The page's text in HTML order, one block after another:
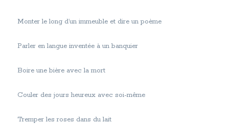
Monter le long d’un immeuble et dire un poème
Parler en langue inventée à un banquier
Boire une bière avec la mort
Couler des jours heureux avec soi-même
Tremper les roses dans du lait